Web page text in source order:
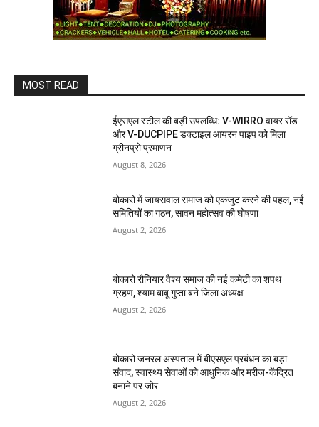
MOST READ
ईएसएल स्टील की बड़ी उपलब्धि: V-WIRRO वायर रॉड
और V-DUCPIPE डक्टाइल आयरन पाइप को मिला
ग्रीनप्रो प्रमाणन
August 8, 2026
बोकारो में जायसवाल समाज को एकजुट करने की पहल, नई
समितियों का गठन, सावन महोत्सव की घोषणा
August 2, 2026
बोकारो रौनियार वैश्य समाज की नई कमेटी का शपथ
ग्रहण, श्याम बाबू गुप्ता बने जिला अध्यक्ष
August 2, 2026
बोकारो जनरल अस्पताल में बीएसएल प्रबंधन का बड़ा
संवाद, स्वास्थ्य सेवाओं को आधुनिक और मरीज-केंद्रित
बनाने पर जोर
August 2, 2026